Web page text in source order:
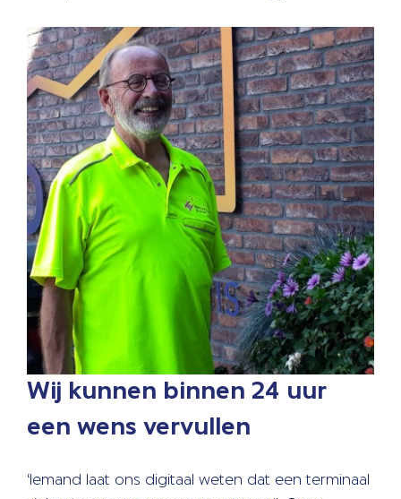
Wij kunnen binnen 24 uur
een wens vervullen
‘Iemand laat ons digitaal weten dat een terminaal